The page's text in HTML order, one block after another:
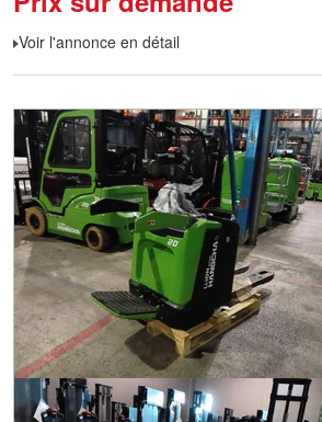
Voir l'annonce en détail